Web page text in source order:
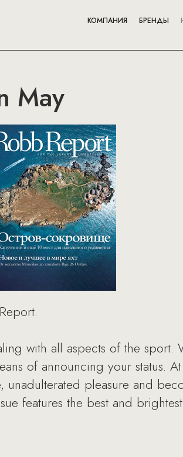
КОМПАНИЯ БРЕНДЫ
May
with all aspects of the sport.
of announcing your status.
pleasure and
features the best and